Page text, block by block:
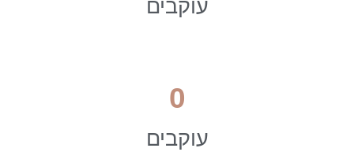
עוקבים
עוקבים
0